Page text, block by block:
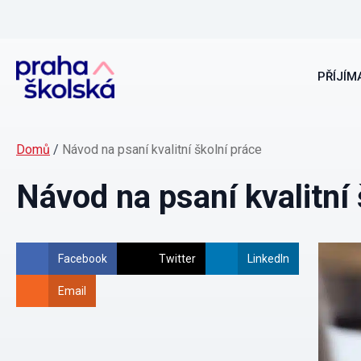
Domů / Návod na psaní kvalitní školní práce
Návod na psaní
Facebook Twitter LinkedIn
Email